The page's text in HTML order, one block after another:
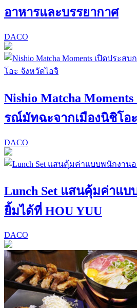
อาหารและบรรยากาศ
DACO
Nishio Matcha
รณ์มัทฉะจากเมืองนิชิโอะ
DACO
Lunch Set แสนคุ้มค่าแ
ยิ้มได้ที่ HOU YUU
DACO